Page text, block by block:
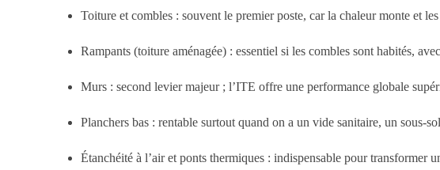
Toiture et combles : souvent le premier poste, car la chaleur monte et
Rampants (toiture aménagée) : essentiel si les combles sont habités,
Murs : second levier majeur ; l’ITE offre une performance globale
Planchers bas : rentable surtout quand on a un vide sanitaire, un sous-
Étanchéité à l’air et ponts thermiques : indispensable pour transformer